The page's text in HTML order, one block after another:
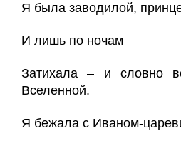
Я была заводилой,
И лишь по ночам
Затихала – и словно
Вселенной.
Я бежала с Иваном-